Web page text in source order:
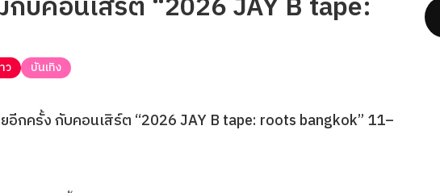
ว บันเทิง
อีกครั้ง กับคอนเสิร์ต “2026 JAY B tape: roots bangkok” 11–